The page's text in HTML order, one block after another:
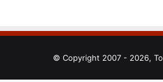
s
a
© Copyright 2007 - 2026,